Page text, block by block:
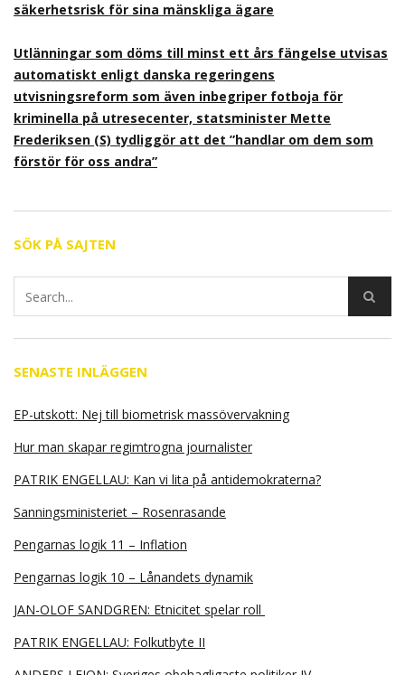
säkerhetsrisk för sina mänskliga ägare
Utlänningar som döms till minst ett års fängelse utvisas
automatiskt enligt danska regeringens
utvisningsreform som även inbegriper fotboja för
kriminella på utresecenter, statsminister Mette
Frederiksen (S) tydliggör att det ”handlar om dem som
förstör för oss andra”
SÖK PÅ SAJTEN
SENASTE INLÄGGEN
EP-utskott: Nej till biometrisk massövervakning
Hur man skapar regimtrogna journalister
PATRIK ENGELLAU: Kan vi lita på antidemokraterna?
Sanningsministeriet – Rosenrasande
Pengarnas logik 11 – Inflation
Pengarnas logik 10 – Lånandets dynamik
JAN-OLOF SANDGREN: Etnicitet spelar roll
PATRIK ENGELLAU: Folkutbyte II